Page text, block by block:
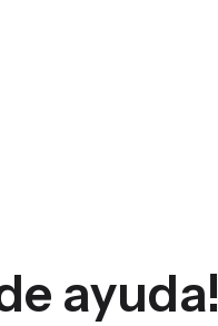
ayuda!